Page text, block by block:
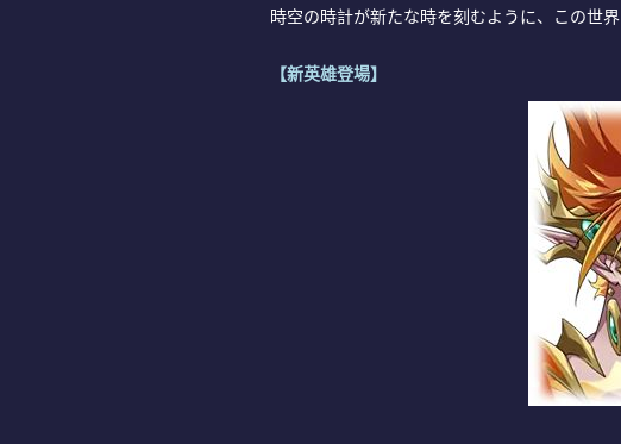
時空の時計が新たな時を刻むように、この世
【新英雄登場】